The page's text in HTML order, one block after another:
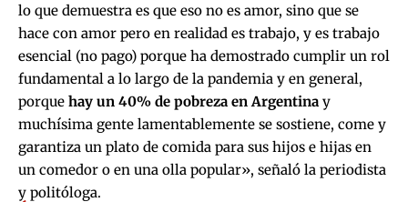
lo que demuestra es que eso no es amor, sino que se
hace con amor pero en realidad es trabajo, y es trabajo
esencial (no pago) porque ha demostrado cumplir un rol
fundamental a lo largo de la pandemia y en general,
porque hay un 40% de pobreza en Argentina y
muchísima gente lamentablemente se sostiene, come y
garantiza un plato de comida para sus hijos e hijas en
un comedor o en una olla popular», señaló la periodista
y politóloga.